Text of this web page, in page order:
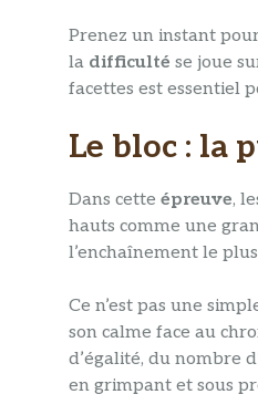
Prenez un instant
la difficulté se joue
facettes est essentiel
Le bloc : la
Dans cette épreuve,
hauts comme une
l’enchaînement le
Ce n’est pas une
son calme face au
d’égalité, du nombre
en grimpant et sous